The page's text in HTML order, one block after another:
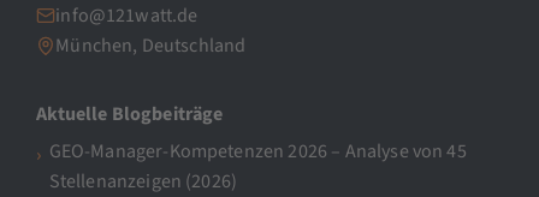
info@121watt.de
München, Deutschland
Aktuelle Blogbeiträge
GEO-Manager-Kompetenzen 2026 – Analyse von 45
Stellenanzeigen (2026)